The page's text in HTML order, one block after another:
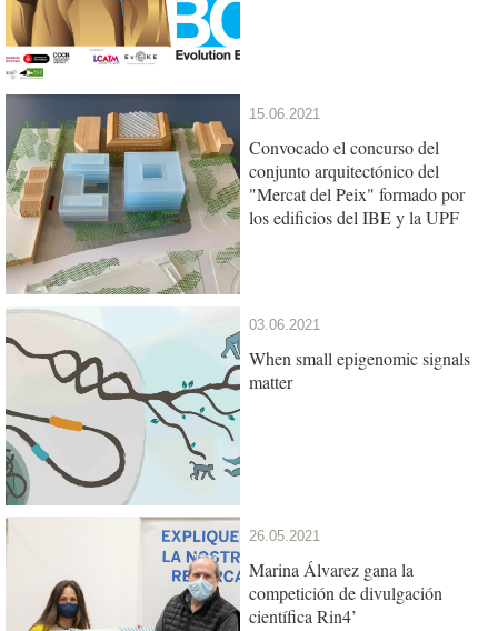
15.06.2021
Convocado el concurso del
conjunto arquitectónico del
"Mercat del Peix" formado por
los edificios del IBE y la UPF
03.06.2021
When small epigenomic signals
matter
26.05.2021
Marina Álvarez gana la
competición de divulgación
científica Rin4’